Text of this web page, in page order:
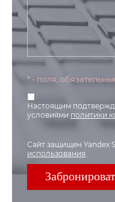
* - поля,
Настоящим
условиями политики
Сайт защищен Yandex
использования.